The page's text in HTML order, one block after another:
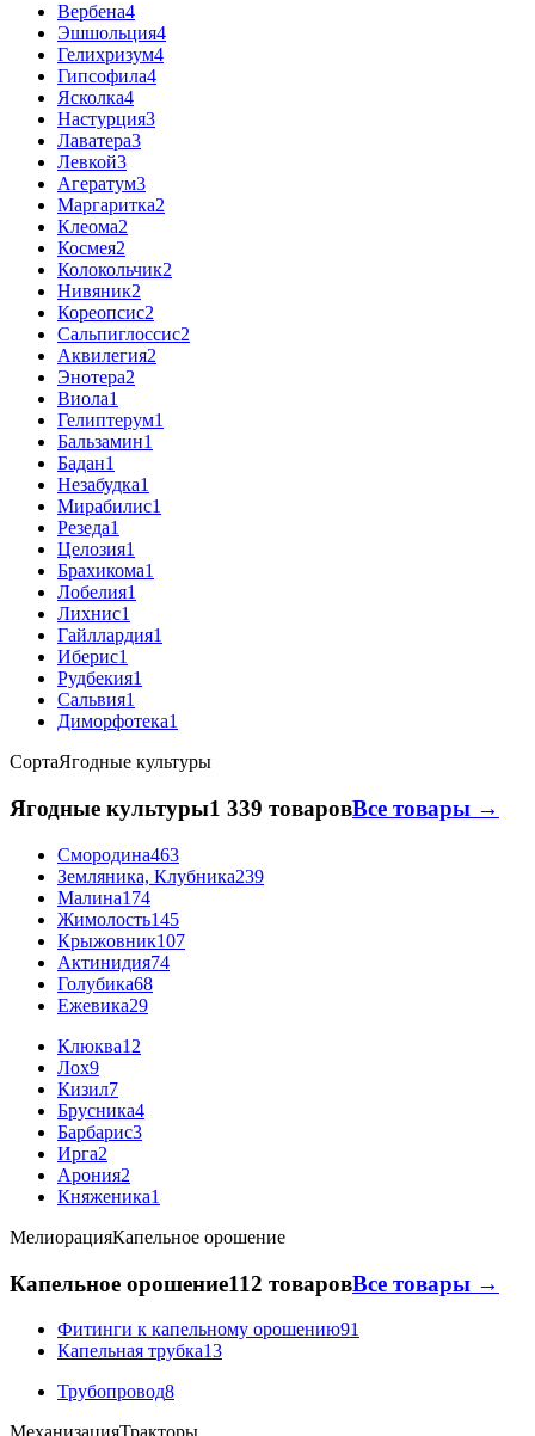
Вербена4
Эшшольция4
Гелихризум4
Гипсофила4
Ясколка4
Настурция3
Лаватера3
Левкой3
Агератум3
Маргаритка2
Клеома2
Космея2
Колокольчик2
Нивяник2
Кореопсис2
Сальпиглоссис2
Аквилегия2
Энотера2
Виола1
Гелиптерум1
Бальзамин1
Бадан1
Незабудка1
Мирабилис1
Резеда1
Целозия1
Брахикома1
Лобелия1
Лихнис1
Гайллардия1
Иберис1
Рудбекия1
Сальвия1
Диморфотека1
СортаЯгодные культуры
Ягодные культуры1 339 товаровВсе товары →
Смородина463
Земляника, Клубника239
Малина174
Жимолость145
Крыжовник107
Актинидия74
Голубика68
Ежевика29
Клюква12
Лох9
Кизил7
Брусника4
Барбарис3
Ирга2
Арония2
Княженика1
МелиорацияКапельное орошение
Капельное орошение112 товаровВсе товары →
Фитинги к капельному орошению91
Капельная трубка13
Трубопровод8